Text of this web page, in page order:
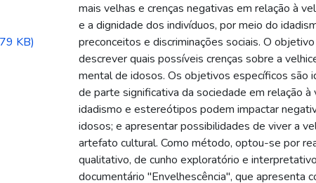
KB)
mais velhas e crenças negativas em relação à
e a dignidade dos indivíduos, por meio do
preconceitos e discriminações sociais. O
descrever quais possíveis crenças sobre a
mental de idosos. Os objetivos específicos são
de parte significativa da sociedade em relação à
idadismo e estereótipos podem impactar
idosos; e apresentar possibilidades de viver a
artefato cultural. Como método, optou-se por
qualitativo, de cunho exploratório e
documentário "Envelhescência", que apresenta